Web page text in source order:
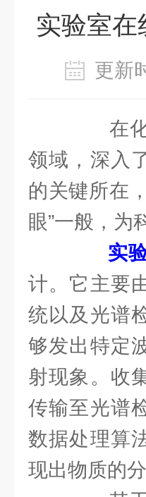
实验室
更
在化
领域，深入
的关键所在
眼”一般，为
实
计。它主要
统以及光谱
够发出特定
射现象。收
传输至光谱
数据处理算
现出物质的